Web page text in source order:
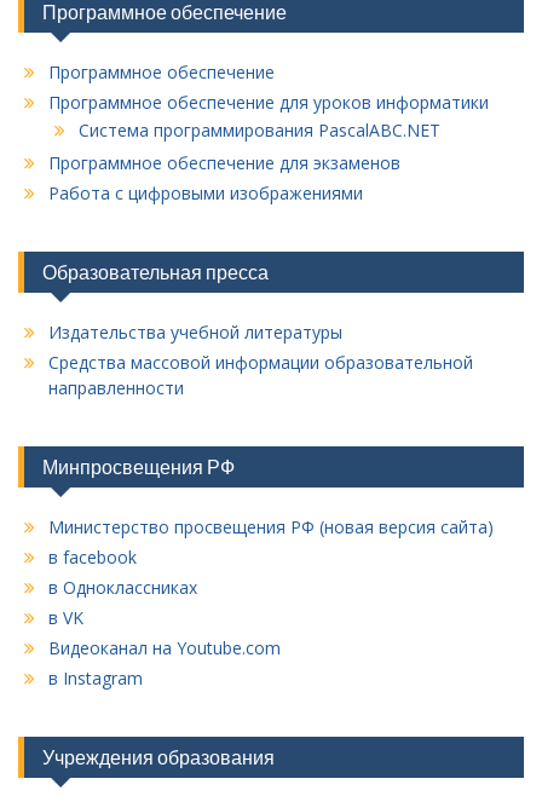
Программное обеспечение
Программное обеспечение
Программное обеспечение для уроков информатики
Система программирования PascalABC.NET
Программное обеспечение для экзаменов
Работа с цифровыми изображениями
Образовательная пресса
Издательства учебной литературы
Средства массовой информации образовательной
направленности
Минпросвещения РФ
Министерство просвещения РФ (новая версия сайта)
в facebook
в Одноклассниках
в VK
Видеоканал на Youtube.com
в Instagram
Учреждения образования